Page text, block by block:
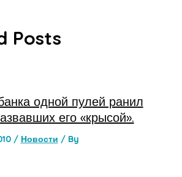
Posts
одной пулей ранил
его «крысой».
/ Новости / By